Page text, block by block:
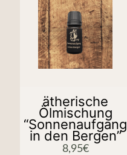
ätherische
Ölmischung
“Sonnenaufgang
in den Bergen”
8,95€